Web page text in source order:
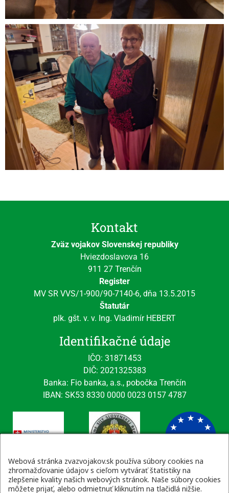
Kontakt
Zväz vojakov Slovenskej republiky
Hviezdoslavova 16
911 27 Trenčín
Register
MV SR VVS/1-900/90-7140-6, dňa 13.5.2015
Štatutár
plk. gšt. v. v. Ing. Vladimír HEBERT
Identifikačné údaje
IČO: 31871453
DIČ: 2021325383
Banka: Fio banka, a.s., pobočka Trenčín
IBAN: SK53 8330 0000 0023 0157 4787
Kontaktné údaje
Webová stránka zvazvojakov.sk používa súbory cookies na
zhromažďovanie údajov s cieľom vytvárať štatistiky na
zlepšenie kvality našich webových stránok. Naše súbory cookies
môžete prijať, alebo odmietnuť kliknutím na tlačidlá nižšie.